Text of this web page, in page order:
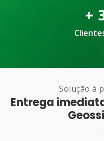
+
Solução à
Entrega